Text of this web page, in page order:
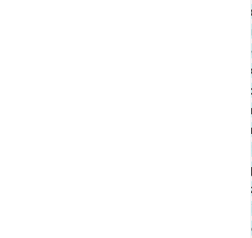
credessero di sentire un
di queste tre «dee» che
questi termini: «Sono le
intercessione è
coincise con la fine della
Muhammad, il quale si
«sujùd», imitato
di questo riconoscimento
fatto suscitò un grande
Muhammad (pace e
del tutto ignaro e che
correttezza della